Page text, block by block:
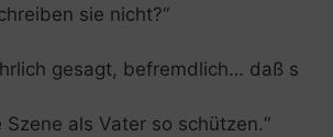
sie nicht?“
gesagt, befremdlich… daß s
als Vater so schützen.“